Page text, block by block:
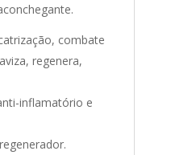
combate
regenera,
inflamatório e